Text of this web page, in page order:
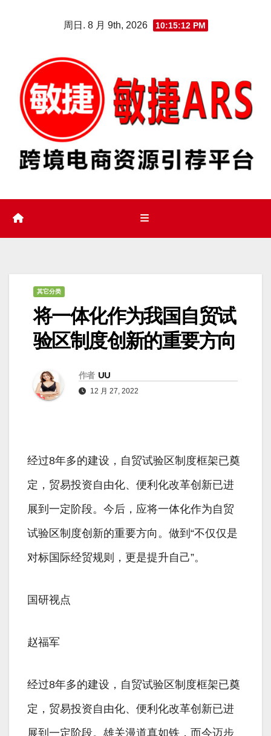
周日. 8 月 9th, 2026 10:15:13 PM
其它分类
将一体化作为我国自贸试
验区制度创新的重要方向
作者 UU
12 月 27, 2022
经过8年多的建设，自贸试验区制度框架已奠
定，贸易投资自由化、便利化改革创新已进
展到一定阶段。今后，应将一体化作为自贸
试验区制度创新的重要方向。做到“不仅仅是
对标国际经贸规则，更是提升自己”。
国研视点
赵福军
经过8年多的建设，自贸试验区制度框架已奠
定，贸易投资自由化、便利化改革创新已进
展到一定阶段。雄关漫道真如铁，而今迈步